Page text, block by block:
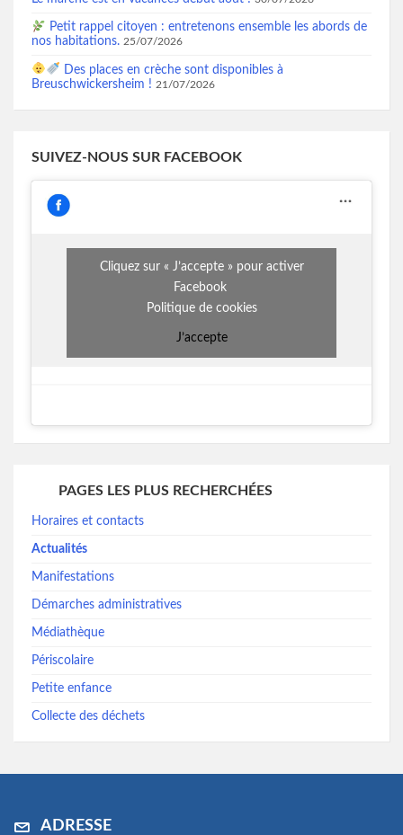
Petit rappel citoyen : entretenons ensemble les abords de
nos habitations. 25/07/2026
Des places en crèche sont disponibles à
Breuschwickersheim ! 21/07/2026
SUIVEZ-NOUS SUR FACEBOOK
Cliquez sur « J’accepte » pour activer
Facebook
Politique de cookies
J’accepte
PAGES LES PLUS RECHERCHÉES
Horaires et contacts
Actualités
Manifestations
Démarches administratives
Médiathèque
Périscolaire
Petite enfance
Collecte des déchets
ADRESSE